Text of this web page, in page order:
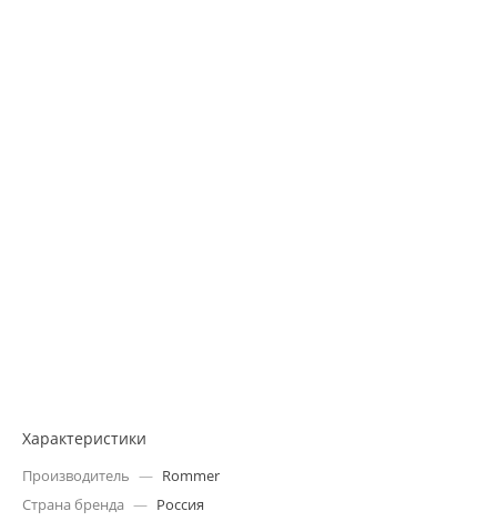
Характеристики
Производитель — Rommer
Страна бренда — Россия